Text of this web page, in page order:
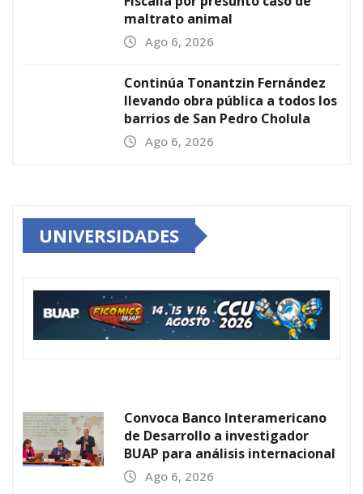
maltrato animal
Ago 6, 2026
Continúa Tonantzin Fernández
llevando obra pública a todos los
barrios de San Pedro Cholula
Ago 6, 2026
UNIVERSIDADES
Convoca Banco Interamericano
de Desarrollo a investigador
BUAP para análisis internacional
Ago 6, 2026